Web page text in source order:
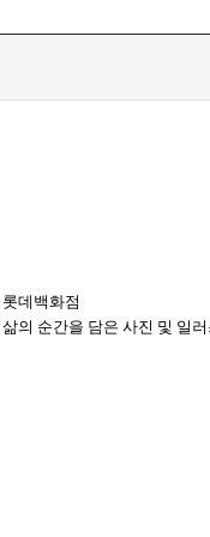
데백화점
의 순간을 담은 사진 및 일